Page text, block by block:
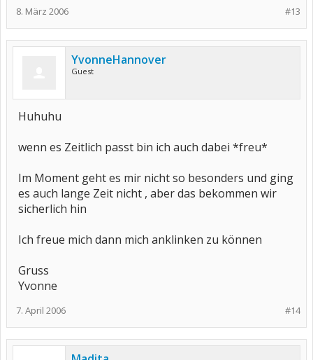
#13
8. März 2006
YvonneHannover
Guest
Huhuhu
wenn es Zeitlich passt bin ich auch dabei *freu*
Im Moment geht es mir nicht so besonders und ging
es auch lange Zeit nicht , aber das bekommen wir
sicherlich hin
Ich freue mich dann mich anklinken zu können
Gruss
Yvonne
#14
7. April 2006